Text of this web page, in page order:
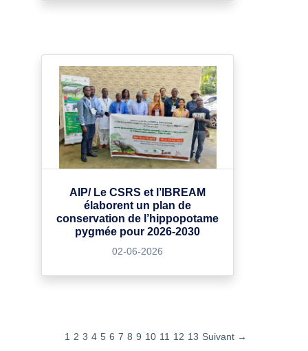
AIP/ Le CSRS et l’IBREAM
élaborent un plan de
conservation de l’hippopotame
pygmée pour 2026-2030
02-06-2026
1 2 3 4 5 6 7 8 9 10 11 12 13 Suivant →